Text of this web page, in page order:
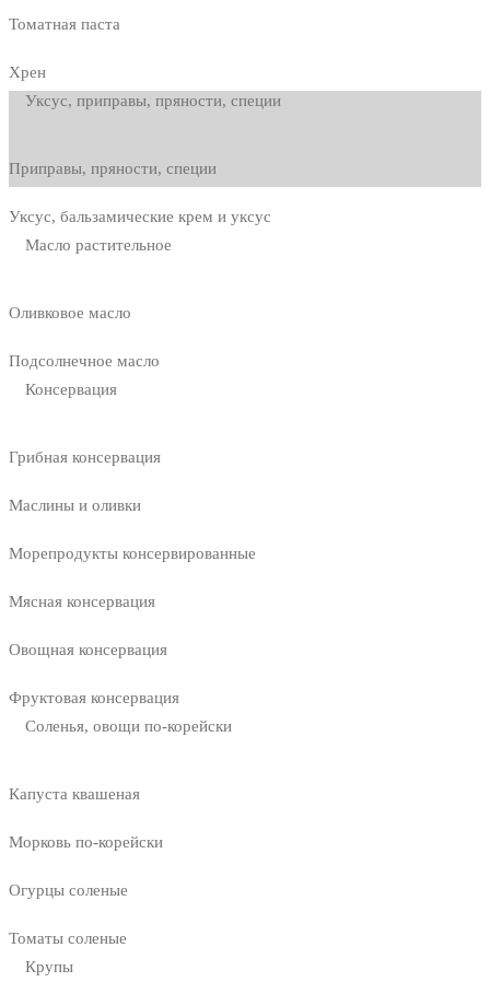
Томатная паста
Хрен
Уксус, приправы, пряности, специи
Приправы, пряности, специи
Уксус, бальзамические крем и уксус
Масло растительное
Оливковое масло
Подсолнечное масло
Консервация
Грибная консервация
Маслины и оливки
Морепродукты консервированные
Мясная консервация
Овощная консервация
Фруктовая консервация
Соленья, овощи по-корейски
Капуста квашеная
Морковь по-корейски
Огурцы соленые
Томаты соленые
Крупы